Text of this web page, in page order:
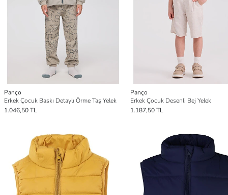
Panço
Erkek Çocuk Baskı Detaylı Örme Taş Yelek
1.046,50 TL
Panço
Erkek Çocuk Desenli Bej Yelek
1.187,50 TL